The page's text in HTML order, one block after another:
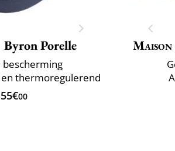
Byron Porelle
bescherming
thermoregulerend
55€00